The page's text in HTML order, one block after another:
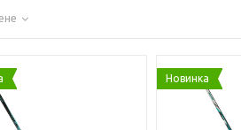
Новинка